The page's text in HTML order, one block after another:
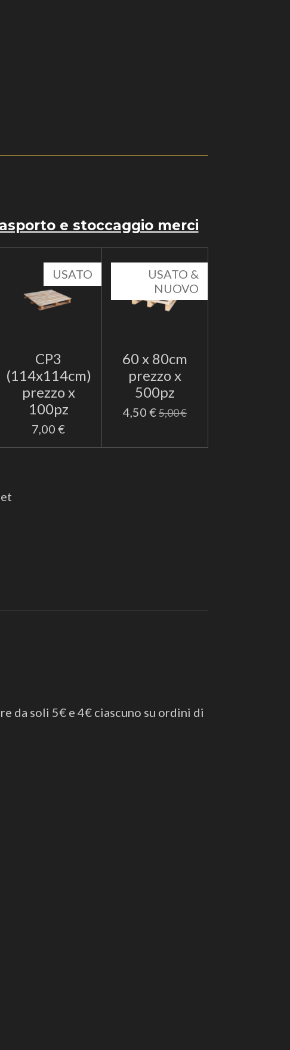
e stoccaggio merci
USATO
CP3
(114x114cm)
prezzo x
100pz
7,00 €
USATO &
NUOVO
60 x 80cm
prezzo x
500pz
4,50 €5,00 €
da soli 5€ e 4€ ciascuno su ordini di